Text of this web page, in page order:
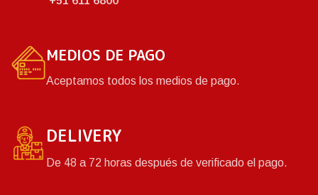
MEDIOS DE PAGO
Aceptamos todos los medios de pago.
DELIVERY
De 48 a 72 horas después de verificado el pago.